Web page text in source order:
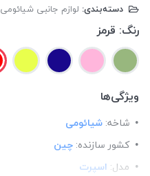
دسته‌بندی: لوازم جانبی شیائومی
رنگ: قرمز
ویژگی‌ها
شاخه: شیائومی
کشور سازنده: چین
مدل: اسپرت